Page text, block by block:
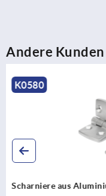
Andere
K0435
Scharniere aus